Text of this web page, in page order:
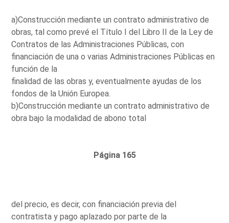
a)Construcción mediante un contrato administrativo de
obras, tal como prevé el Título I del Libro II de la Ley de
Contratos de las Administraciones Públicas, con
financiación de una o varias Administraciones Públicas en
función de la
finalidad de las obras y, eventualmente ayudas de los
fondos de la Unión Europea.
b)Construcción mediante un contrato administrativo de
obra bajo la modalidad de abono total
Página 165
del precio, es decir, con financiación previa del
contratista y pago aplazado por parte de la